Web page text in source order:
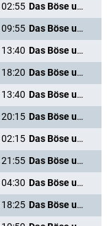
02:55
Das Böse unter der Sonne
09:55
Das Böse unter der Sonne
13:40
Das Böse unter der Sonne
18:20
Das Böse unter der Sonne
13:40
Das Böse unter der Sonne
20:15
Das Böse unter der Sonne
02:15
Das Böse unter der Sonne
21:55
Das Böse unter der Sonne
04:30
Das Böse unter der Sonne
18:25
Das Böse unter der Sonne